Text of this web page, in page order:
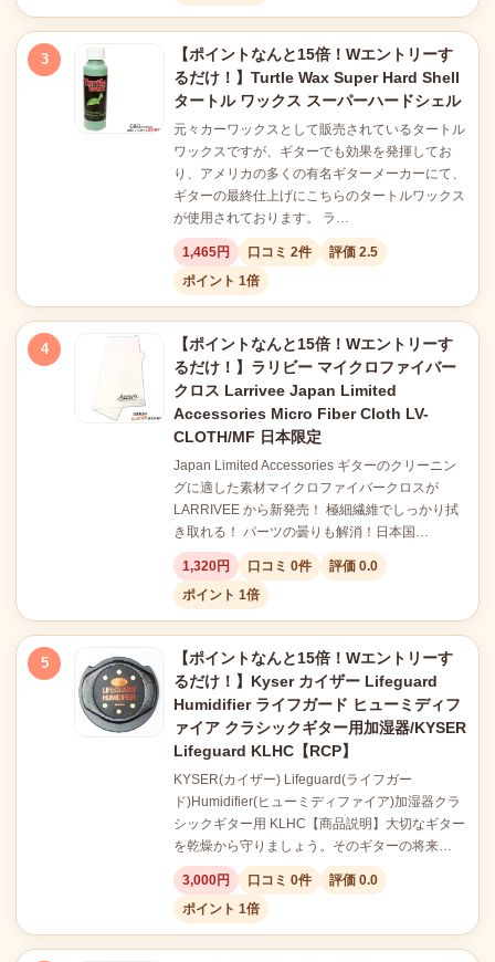
3
【ポイントなんと15倍！Wエントリーす
るだけ！】Turtle Wax Super Hard Shell
タートル ワックス スーパーハードシェル
元々カーワックスとして販売されているタートル
ワックスですが、ギターでも効果を発揮してお
り、アメリカの多くの有名ギターメーカーにて、
ギターの最終仕上げにこちらのタートルワックス
が使用されております。 ラ…
1,465円 口コミ 2件
評価 2.5
ポイント 1倍
4
【ポイントなんと15倍！Wエントリーす
るだけ！】ラリビー マイクロファイバー
クロス Larrivee Japan Limited
Accessories Micro Fiber Cloth LV-
CLOTH/MF 日本限定
Japan Limited Accessories ギターのクリーニン
グに適した素材マイクロファイバークロスが
LARRIVEE から新発売！ 極細繊維でしっかり拭
き取れる！ パーツの曇りも解消！日本国…
1,320円 口コミ 0件
評価 0.0
ポイント 1倍
5
【ポイントなんと15倍！Wエントリーす
るだけ！】Kyser カイザー Lifeguard
Humidifier ライフガード ヒューミディフ
ァイア クラシックギター用加湿器/KYSER
Lifeguard KLHC【RCP】
KYSER(カイザー) Lifeguard(ライフガー
ド)Humidifier(ヒューミディファイア)加湿器クラ
シックギター用 KLHC【商品説明】大切なギター
を乾燥から守りましょう。そのギターの将来…
3,000円 口コミ 0件
評価 0.0
ポイント 1倍